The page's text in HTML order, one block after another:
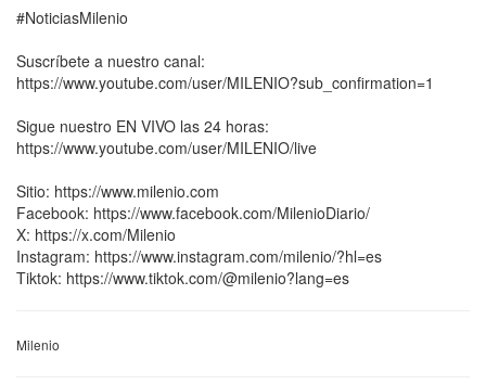
#NoticiasMilenio
Suscríbete a nuestro canal:
https://www.youtube.com/user/MILENIO?sub_confirmation=1
Sigue nuestro EN VIVO las 24 horas:
https://www.youtube.com/user/MILENIO/live
Sitio: https://www.milenio.com
Facebook: https://www.facebook.com/MilenioDiario/
X: https://x.com/Milenio
Instagram: https://www.instagram.com/milenio/?hl=es
Tiktok: https://www.tiktok.com/@milenio?lang=es
Milenio